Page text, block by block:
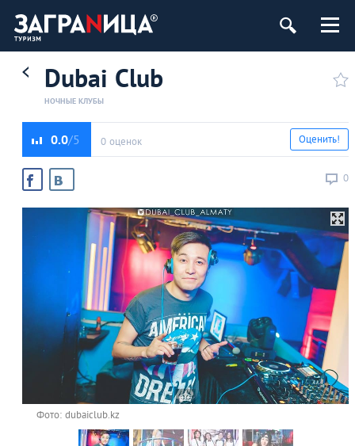
Dubai Club
НОЧНЫЕ КЛУБЫ
0.0 0 оценок
0
Оценить!
Фото: dubaiclub.kz